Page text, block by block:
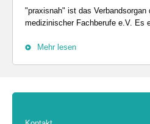
"praxisnah" ist das Verbandsorgan
medizinischer Fachberufe e.V. Es
Mehr lesen